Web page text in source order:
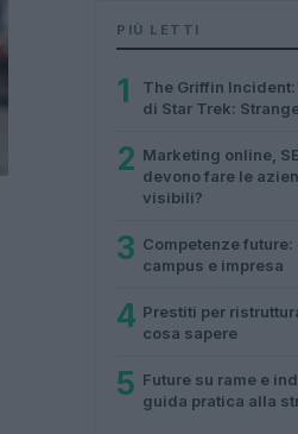
PIÙ LETTI
1
The Griffin
di Star Trek:
2 Marketing online,
devono fare le
visibili?
3 Competenze
campus e impresa
4 Prestiti per
cosa sapere
5 Future su rame e
guida pratica alla